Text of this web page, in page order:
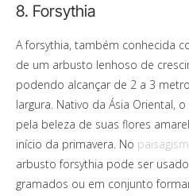
8. Forsythia
A forsythia, também conhecida
de um arbusto lenhoso de
podendo alcançar de 2 a 3
largura. Nativo da Ásia Oriental,
pela beleza de suas flores
início da primavera. No
arbusto forsythia pode ser
gramados ou em conjunto